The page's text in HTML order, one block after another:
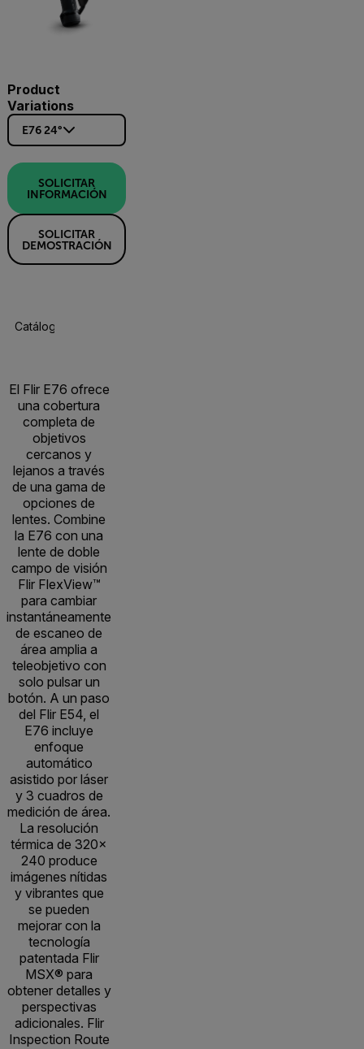
Product
Variations
E76 24°
SOLICITAR
INFORMACIÓN
SOLICITAR
DEMOSTRACIÓN
Catálogo De Productos
El Flir E76 ofrece
una cobertura
completa de
objetivos
cercanos y
lejanos a través
de una gama de
opciones de
lentes. Combine
la E76 con una
lente de doble
campo de visión
Flir FlexView™
para cambiar
instantáneamente
de escaneo de
área amplia a
teleobjetivo con
solo pulsar un
botón. A un paso
del Flir E54, el
E76 incluye
enfoque
automático
asistido por láser
y 3 cuadros de
medición de área.
La resolución
térmica de 320×
240 produce
imágenes nítidas
y vibrantes que
se pueden
mejorar con la
tecnología
patentada Flir
MSX® para
obtener detalles y
perspectivas
adicionales. Flir
Inspection Route